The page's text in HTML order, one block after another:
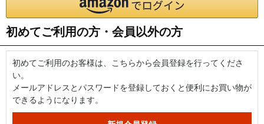
初めてご利用の方・会員以外の方
初めてご利用のお客様は、こちらから会員登録を行ってくださ
い。
メールアドレスとパスワードを登録しておくと便利にお買い物が
できるようになります。